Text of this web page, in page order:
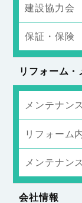
建設協力会
保証・保険
リフォーム・
メンテナン
リフォーム
メンテナン
会社情報